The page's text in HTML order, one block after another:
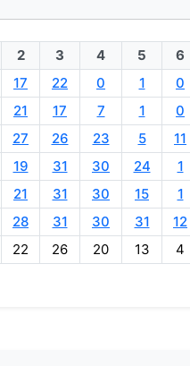
2 3 4 5 6
17 22 0 1 0
21 17 7 1 0
27 26 23 5 11
19 31 30 24 1
21 31 30 15 1
28 31 30 31 12
22 26 20 13 4